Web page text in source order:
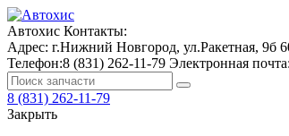
Автохис Контакты:
Адрес: г.Нижний Новгород, ул.Ракетная, 9б
Телефон:8 (831) 262-11-79 Электронная почта:
8 (831) 262-11-79
Закрыть